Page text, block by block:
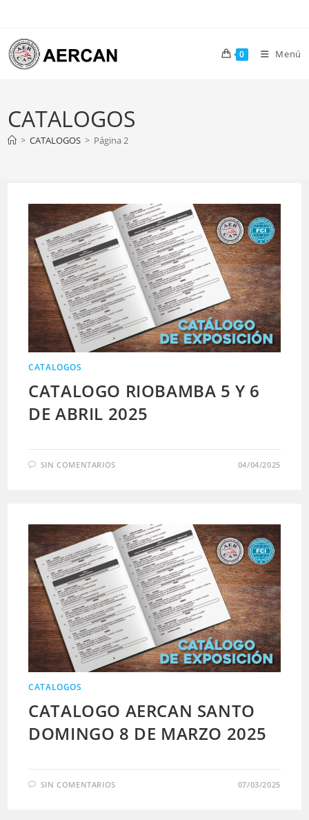
contenido
0 Menú
CATALOGOS
> CATALOGOS > Página 2
CATALOGOS
CATALOGO RIOBAMBA 5 Y 6
DE ABRIL 2025
SIN COMENTARIOS 04/04/2025
CATALOGOS
CATALOGO AERCAN SANTO
DOMINGO 8 DE MARZO 2025
SIN COMENTARIOS 07/03/2025